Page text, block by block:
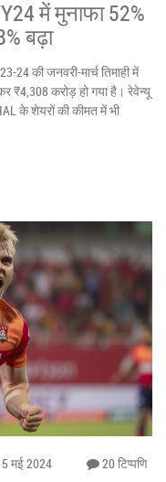
में मुनाफा 52%
बढ़ा
24 की जनवरी-मार्च तिमाही में
₹4,308 करोड़ हो गया है। रेवेन्यू
के शेयरों की कीमत में भी
मई 2024 20 टिप्पणि